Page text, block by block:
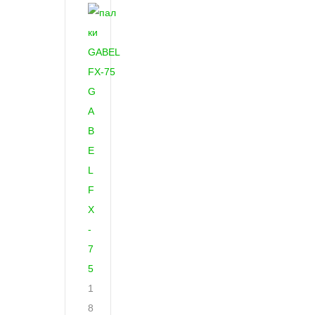
G
A
B
E
L
F
X
-
7
5
1
8